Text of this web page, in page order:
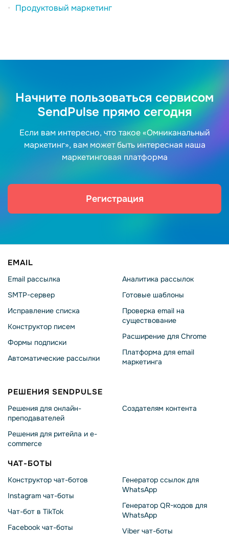
Продуктовый маркетинг
Начните пользоваться сервисом
SendPulse прямо сегодня
Если вам интересно, что такое «Омниканальный
маркетинг», вам может быть интересная наша
маркетинговая платформа
Регистрация
EMAIL
Email рассылка
SMTP-сервер
Исправление списка
Конструктор писем
Формы подписки
Автоматические рассылки
Аналитика рассылок
Готовые шаблоны
Проверка email на
существование
Расширение для Chrome
Платформа для email
маркетинга
РЕШЕНИЯ SENDPULSE
Решения для онлайн-
преподавателей
Решения для ритейла и e-
commerce
Создателям контента
ЧАТ-БОТЫ
Конструктор чат-ботов
Instagram чат-боты
Чат-бот в TikTok
Facebook чат-боты
Генератор ссылок для
WhatsApp
Генератор QR-кодов для
WhatsApp
Viber чат-боты